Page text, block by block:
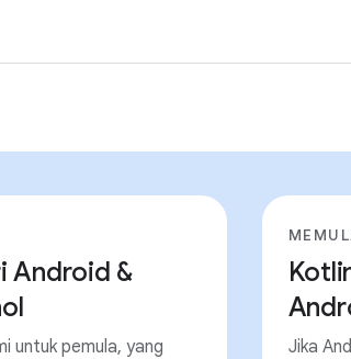
Android &
untuk pemula, yang
Jika